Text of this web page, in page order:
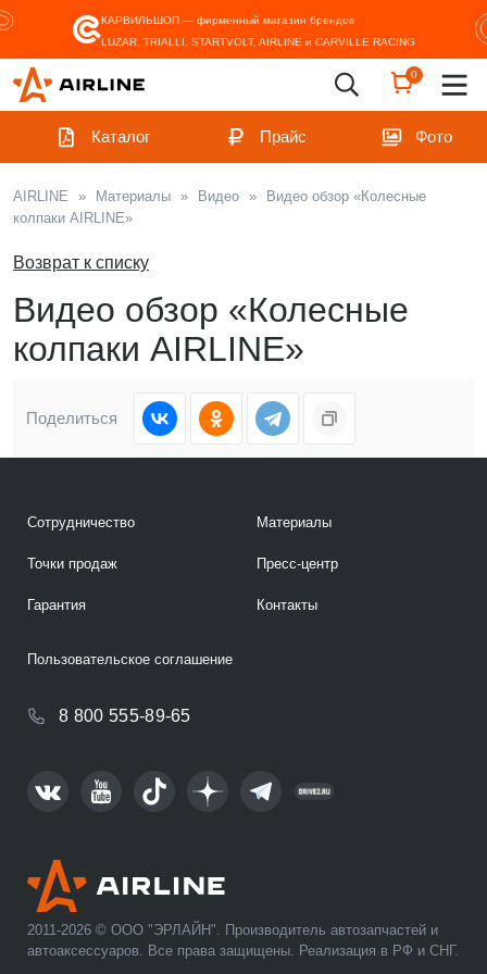
КАРВИЛЬШОП — фирменный магазин брендов
LUZAR, TRIALLI, STARTVOLT, AIRLINE и CARVILLE RACING
0
Каталог Прайс Фото
AIRLINE » Материалы » Видео »
Видео обзор «Колесные
колпаки AIRLINE»
Возврат к списку
Видео обзор «Колесные
колпаки AIRLINE»
Поделиться
2011-2026 © ООО "ЭРЛАЙН". Производитель автозапчастей и
автоаксессуаров. Все права защищены. Реализация в РФ и СНГ.
Сотрудничество
Точки продаж
Гарантия
Материалы
Пресс-центр
Контакты
8 800 555-89-65
Пользовательское соглашение